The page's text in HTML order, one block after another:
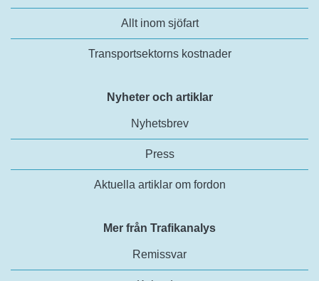
Allt inom sjöfart
Transportsektorns kostnader
Nyheter och artiklar
Nyhetsbrev
Press
Aktuella artiklar om fordon
Mer från Trafikanalys
Remissvar